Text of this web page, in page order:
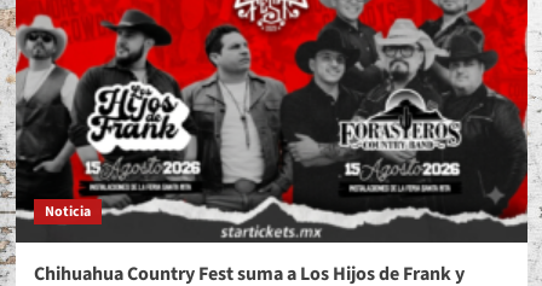
Noticia
Chihuahua Country Fest suma a Los Hijos de Frank y